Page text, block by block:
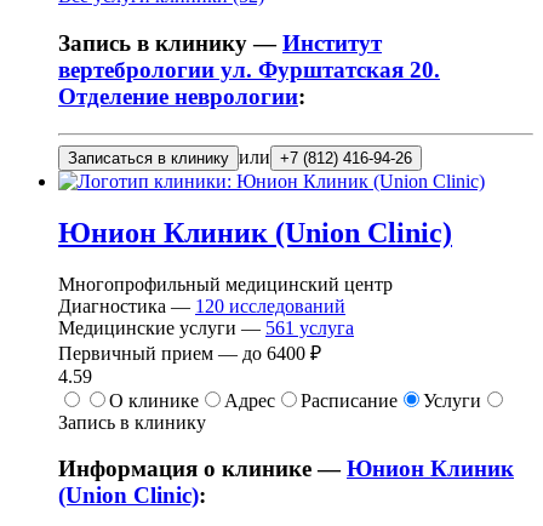
Запись в клинику —Институт
вертебрологии ул. Фурштатская 20.
Отделение неврологии:
Записаться в клинику или +7 (812) 416-94-26
Юнион Клиник (Union Clinic)
Многопрофильный медицинский центр
Диагностика — 120 исследований
Медицинские услуги — 561 услуга
Первичный прием — до 6400 ₽
4.59
О клинике
Адрес Расписание
Услуги
Запись в клинику
Информация о клинике —Юнион Клиник
(Union Clinic):